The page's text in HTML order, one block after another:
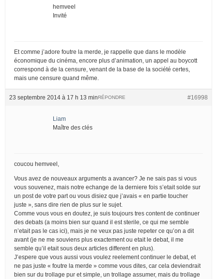
hemveel
Invité
Et comme j’adore foutre la merde, je rappelle que dans le modèle
économique du cinéma, encore plus d’animation, un appel au boycott
correspond à de la censure, venant de la base de la société certes,
mais une censure quand même.
23 septembre 2014 à 17 h 13 min #16998
RÉPONDRE
Liam
Maître des clés
coucou hemveel,
Vous avez de nouveaux arguments a avancer? Je ne sais pas si vous
vous souvenez, mais notre echange de la derniere fois s’etait solde sur
un post de votre part ou vous disiez que j’avais « en partie toucher
juste », sans dire rien de plus sur le sujet.
Comme vous vous en doutez, je suis toujours tres content de continuer
des debats (a moins bien sur quand il est sterile, ce qui me semble
n’etait pas le cas ici), mais je ne veux pas juste repeter ce qu’on a dit
avant (je ne me souviens plus exactement ou etait le debat, il me
semble qu’il etait sous deux articles different en plus).
J’espere que vous aussi vous voulez reelement continuer le debat, et
ne pas juste « foutre la merde » comme vous dites, car cela deviendrait
bien sur du trollage pur et simple, un trollage assumer, mais du trollage